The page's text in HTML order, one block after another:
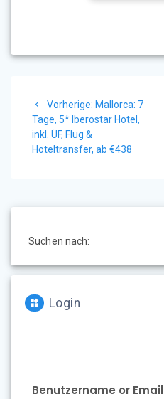
Vorherige: Vorheriger
Beitrag:
Mallorca: 7
Tage, 5* Iberostar Hotel,
inkl. ÜF, Flug &
Hoteltransfer, ab €438
Suchen nach:
Login
Benutzername or Email